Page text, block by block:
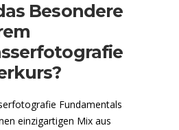
Besondere
Fundamentals
einzigartigen Mix aus